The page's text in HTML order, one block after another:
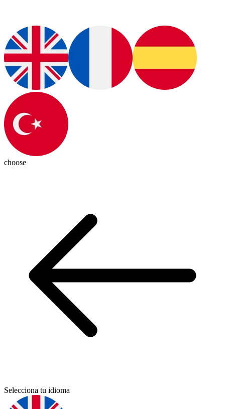
choose
Selecciona tu idioma